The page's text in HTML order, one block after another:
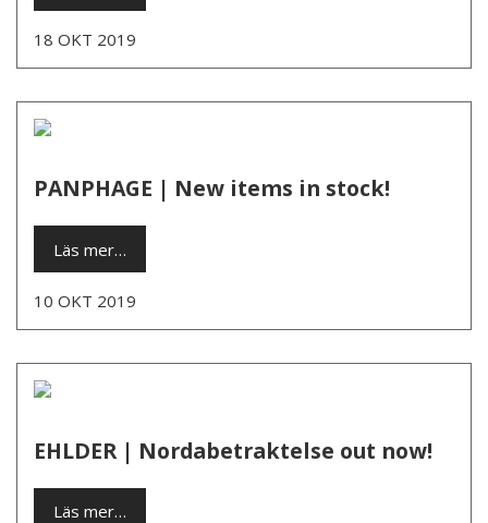
18 OKT 2019
PANPHAGE | New items in stock!
Läs mer…
10 OKT 2019
EHLDER | Nordabetraktelse out now!
Läs mer…